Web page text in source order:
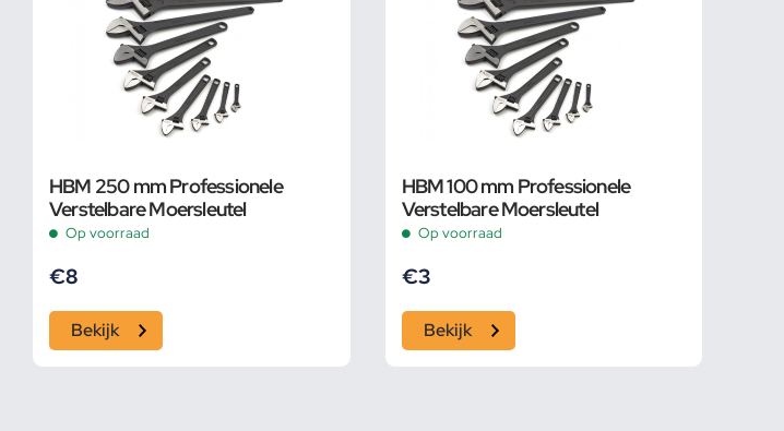
HBM 250 mm Professionele
Verstelbare Moersleutel
Op voorraad
€8
Bekijk
HBM 100 mm Professionele
Verstelbare Moersleutel
Op voorraad
€3
Bekijk